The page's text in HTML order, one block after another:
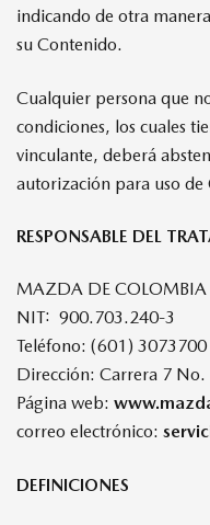
indicando de otra
su Contenido.
Cualquier persona que
condiciones, los cuales
vinculante, deberá
autorización para uso de
RESPONSABLE DEL
MAZDA DE COLOMBIA
NIT: 900.703.240-3
Teléfono: (601) 3073700
Dirección: Carrera 7
Página web:
correo electrónico:
DEFINICIONES